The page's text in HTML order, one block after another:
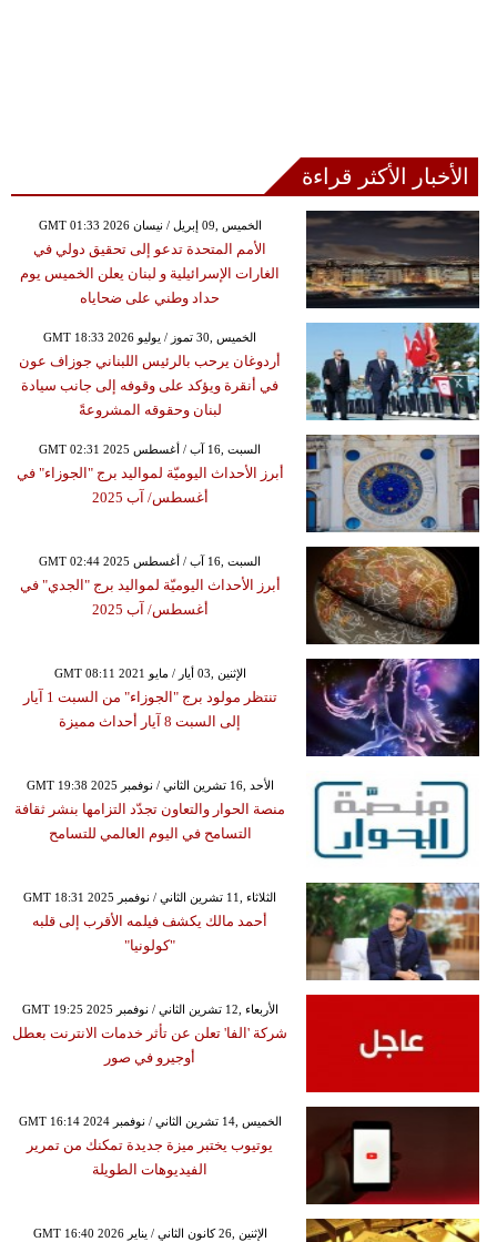
الأخبار الأكثر قراءة
GMT 01:33 2026 الخميس ,09 إبريل / نيسان
الأمم المتحدة تدعو إلى تحقيق دولي في
الغارات الإسرائيلية و لبنان يعلن الخميس يوم
حداد وطني على ضحاياه
GMT 18:33 2026 الخميس ,30 تموز / يوليو
أردوغان يرحب بالرئيس اللبناني جوزاف عون
في أنقرة ويؤكد على وقوفه إلى جانب سيادة
لبنان وحقوقه المشروعةً
GMT 02:31 2025 السبت ,16 آب / أغسطس
أبرز الأحداث اليوميّة لمواليد برج "الجوزاء" في
أغسطس/ آب 2025
GMT 02:44 2025 السبت ,16 آب / أغسطس
أبرز الأحداث اليوميّة لمواليد برج "الجدي" في
أغسطس/ آب 2025
GMT 08:11 2021 الإثنين ,03 أيار / مايو
تنتظر مولود برج "الجوزاء" من السبت 1 آيار
إلى السبت 8 آيار أحداث مميزة
GMT 19:38 2025 الأحد ,16 تشرين الثاني / نوفمبر
منصة الحوار والتعاون تجدّد التزامها بنشر ثقافة
التسامح في اليوم العالمي للتسامح
GMT 18:31 2025 الثلاثاء ,11 تشرين الثاني / نوفمبر
أحمد مالك يكشف فيلمه الأقرب إلى قلبه
"كولونيا"
GMT 19:25 2025 الأربعاء ,12 تشرين الثاني / نوفمبر
شركة 'الفا' تعلن عن تأثر خدمات الانترنت بعطل
أوجيرو في صور
GMT 16:14 2024 الخميس ,14 تشرين الثاني / نوفمبر
يوتيوب يختبر ميزة جديدة تمكنك من تمرير
الفيديوهات الطويلة
GMT 16:40 2026 الإثنين ,26 كانون الثاني / يناير